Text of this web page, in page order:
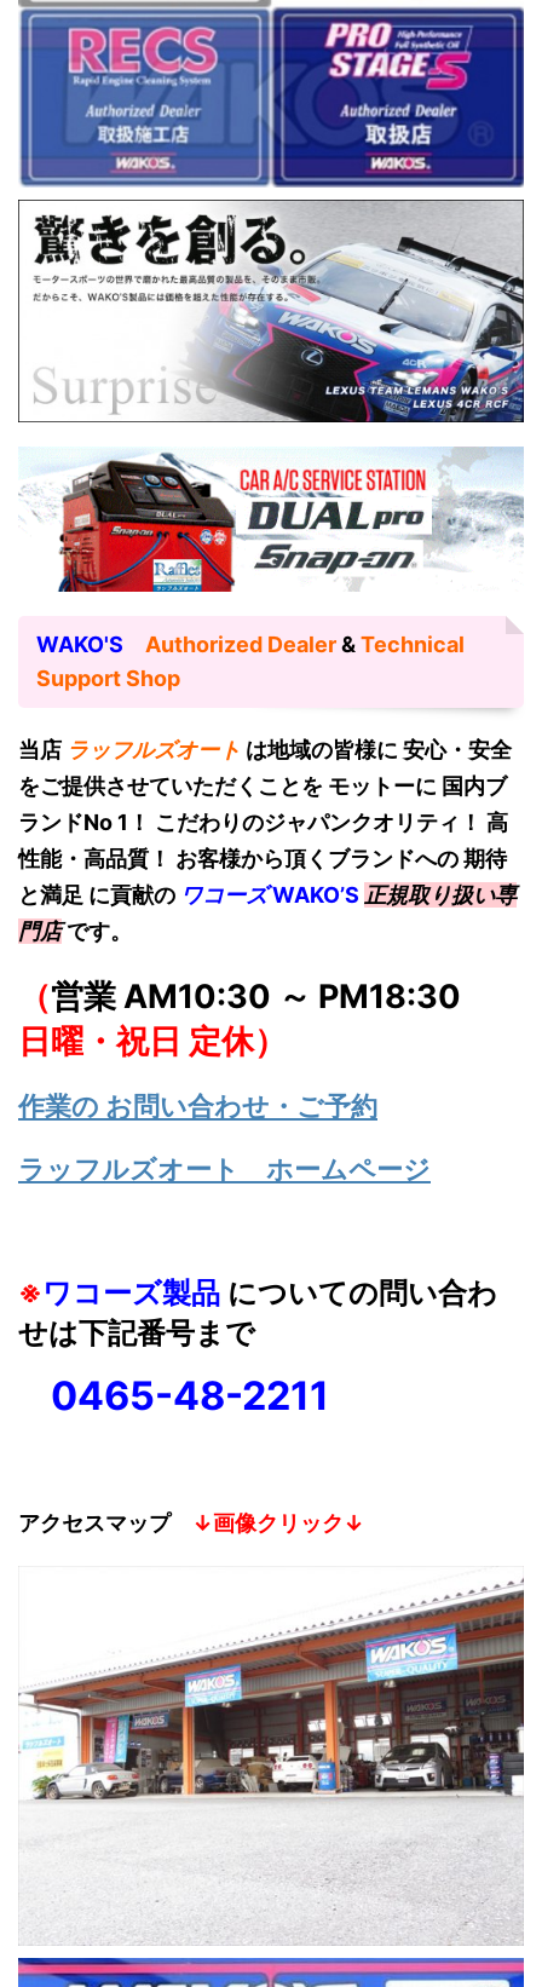
WAKO'S Authorized Dealer&Technical
Support Shop
当店 ラッフルズオート は地域の皆様に 安心・安全
をご提供させていただくことを モットーに 国内ブ
ランドNo 1！ こだわりのジャパンクオリティ！ 高
性能・高品質！ お客様から頂くブランドへの 期待
と満足 に貢献の ワコーズWAKO’S 正規取り扱い専
門店です。
（営業 AM10:30 ～ PM18:30
日曜・祝日 定休）
作業の お問い合わせ・ご予約
ラッフルズオート ホームページ
※ワコーズ製品 についての問い合わ
せは下記番号まで
0465-48-2211
アクセスマップ ↓画像クリック↓